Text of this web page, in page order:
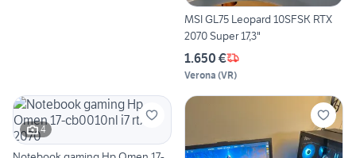
MSI GL75 Leopard 10SFSK RTX
2070 Super 17,3"
1.650 €
Verona (VR)
4